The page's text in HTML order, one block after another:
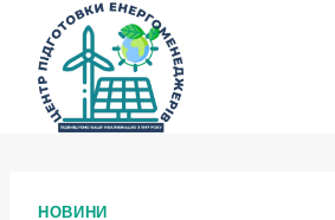
Перейти
вмісту
НОВИНИ